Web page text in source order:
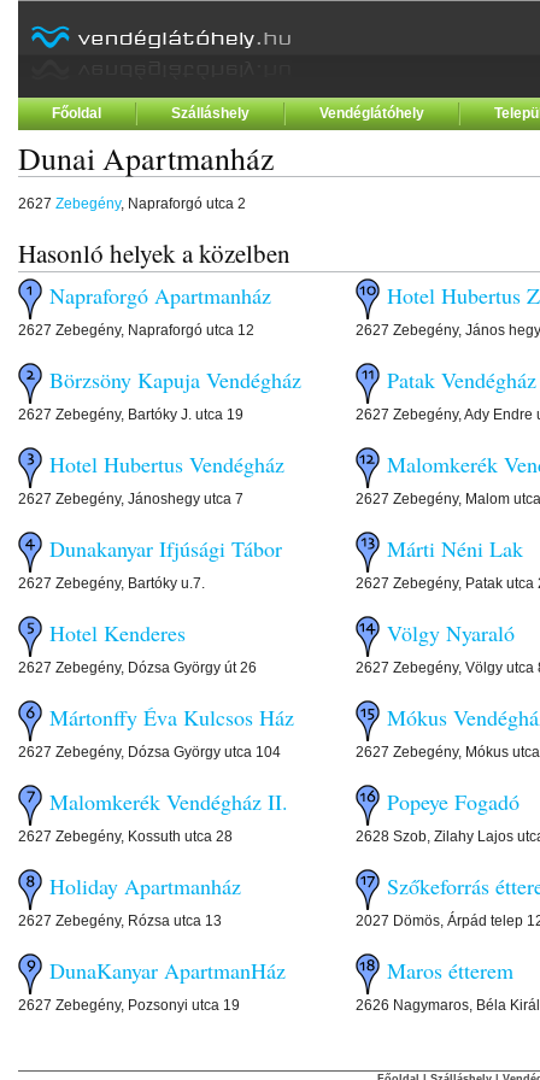
Főoldal Szálláshely Vendéglátóhely
Dunai Apartmanház
2627 Zebegény, Napraforgó utca 2
Hasonló helyek a közelben
Napraforgó Apartmanház
2627 Zebegény, Napraforgó utca 12
Börzsöny Kapuja Vendégház
2627 Zebegény, Bartóky J. utca 19
Hotel Hubertus Vendégház
2627 Zebegény, Jánoshegy utca 7
Dunakanyar Ifjúsági Tábor
2627 Zebegény, Bartóky u.7.
Hotel Kenderes
2627 Zebegény, Dózsa György út 26
Mártonffy Éva Kulcsos Ház
2627 Zebegény, Dózsa György utca 104
Malomkerék Vendégház II.
2627 Zebegény, Kossuth utca 28
Holiday Apartmanház
2627 Zebegény, Rózsa utca 13
DunaKanyar ApartmanHáz
2627 Zebegény, Pozsonyi utca 19
Hotel Hubertus
2627 Zebegény, János
Patak Vendégház
2627 Zebegény, Ady Endre
Malomkerék
2627 Zebegény, Malom
Márti Néni Lak
2627 Zebegény, Patak utca
Völgy Nyaraló
2627 Zebegény, Völgy utca
Mókus
2627 Zebegény, Mókus
Popeye Fogadó
2628 Szob, Zilahy Lajos
Szőkeforrás
2027 Dömös, Árpád telep
Maros étterem
2626 Nagymaros, Béla